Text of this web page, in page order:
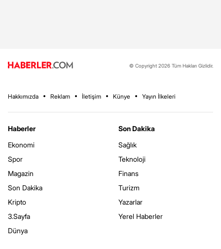
© Copyright 2026 Tüm Hakları Gizlidir.
Hakkımızda Reklam İletişim Künye Yayın İlkeleri
Haberler
Ekonomi
Spor
Magazin
Son Dakika
Kripto
3.Sayfa
Dünya
Son Dakika
Sağlık
Teknoloji
Finans
Turizm
Yazarlar
Yerel Haberler